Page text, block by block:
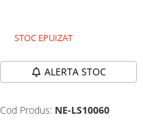
STOC EPUIZAT
ALERTA STOC
Cod Produs: NE-LS10060